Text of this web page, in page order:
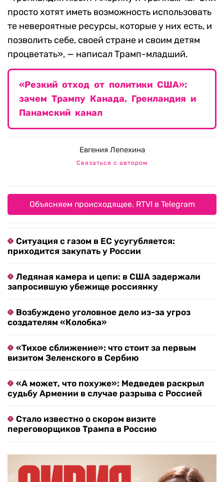
просто хотят иметь возможность использовать
те невероятные ресурсы, которые у них есть, и
позволить себе, своей стране и своим детям
процветать», — написал Трамп-младший.
«Резкий отход от политики США»:
зачем Трампу Канада, Гренландия и
Панамский канал
Евгения Лепехина
Связаться с автором
Объясняем происходящее. RTVI в Telegram
Ситуация с газом в ЕС усугубляется:
приходится закупать у России
Ледяная камера и цепи: в США задержали
запросившую убежище россиянку
Возбуждено уголовное дело из-за угроз
создателям «Колобка»
«Тихое сближение»: что стоит за первым
визитом Зеленского в Сербию
«А может, что похуже»: Медведев раскрыл
судьбу Армении в случае разрыва с Россией
Стало известно о скором визите
переговорщиков Трампа в Россию